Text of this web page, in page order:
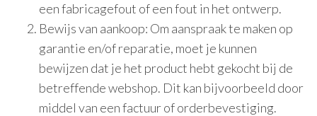
een fabricagefout of een fout in het ontwerp.
Bewijs van aankoop: Om aanspraak te maken op
garantie en/of reparatie, moet je kunnen
bewijzen dat je het product hebt gekocht bij de
betreffende webshop. Dit kan bijvoorbeeld door
middel van een factuur of orderbevestiging.